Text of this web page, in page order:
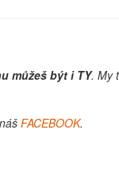
můžeš být i TY. My
FACEBOOK.